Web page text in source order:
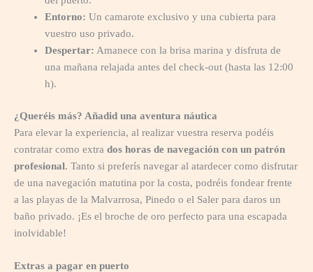
Entorno: Un camarote exclusivo y una cubierta para
vuestro uso privado.
Despertar: Amanece con la brisa marina y disfruta de
una mañana relajada antes del check-out (hasta las 12:00
h).
¿Queréis más? Añadid una aventura náutica
Para elevar la experiencia, al realizar vuestra reserva podéis
contratar como extra dos horas de navegación con un patrón
profesional. Tanto si preferís navegar al atardecer como disfrutar
de una navegación matutina por la costa, podréis fondear frente
a las playas de la Malvarrosa, Pinedo o el Saler para daros un
baño privado. ¡Es el broche de oro perfecto para una escapada
inolvidable!
Extras a pagar en puerto